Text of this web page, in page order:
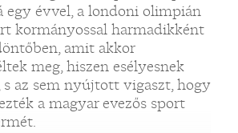
egy évvel, a londoni olimpián
kormányossal harmadikként
amit akkor
meg, hiszen esélyesnek
az sem nyújtott vigaszt, hogy
a magyar evezős sport